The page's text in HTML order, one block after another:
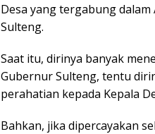
Desa yang tergabung dalam
Sulteng.
Saat itu, dirinya banyak
Gubernur Sulteng, tentu
perahatian kepada Kepala
Bahkan, jika dipercayakan